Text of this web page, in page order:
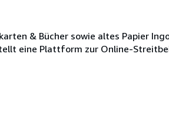
& Bücher sowie altes Papier
eine Plattform zur Online-